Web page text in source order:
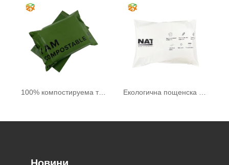
100% компостируема торба Екологична пощенска чанта